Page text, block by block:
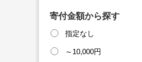
寄付金額から探す
指定なし
～10,000円